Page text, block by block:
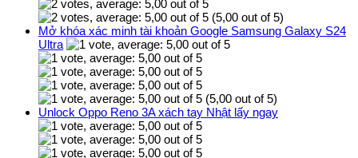
(5,00 out of 5)
Mở khóa xác minh tài khoản Google Samsung Galaxy S24
Ultra
(5,00 out of 5)
Unlock Oppo Reno 3A xách tay Nhật lấy ngay